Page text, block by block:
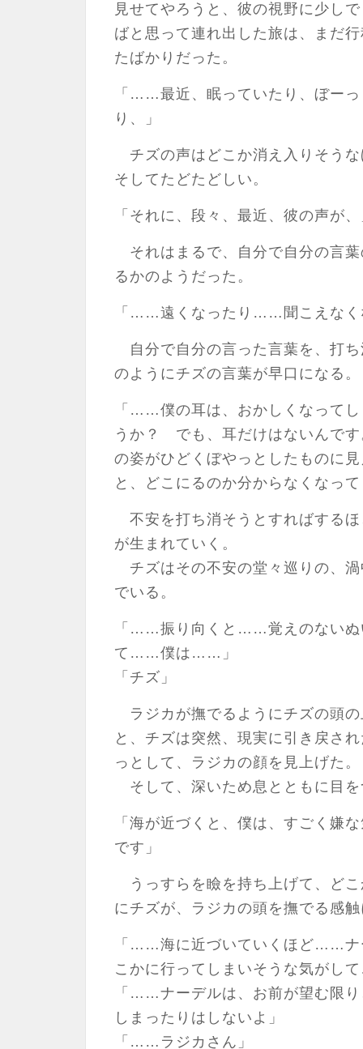
見せてやろうと、彼の視野に少し
ばと思って連れ出した旅は、まだ
たばかりだった。
「……最近、眠っていたり、ぼー
り、」
チズの声はどこか消え入りそう
そしてたどたどしい。
「それに、段々、最近、彼の声が
それはまるで、自分で自分の言
るかのようだった。
「……遠くなったり……聞こえな
自分で自分の言った言葉を、打
のようにチズの言葉が早口になる。
「……僕の耳は、おかしくなって
うか？ でも、耳だけはないんで
の姿がひどくぼやっとしたものに
と、どこにるのか分からなくなっ
不安を打ち消そうとすればする
が生まれていく。
チズはその不安の堂々巡りの、
でいる。
「……振り向くと……覚えのないぬ
て……僕は……」
「チズ」
ラジカが撫でるようにチズの頭
と、チズは突然、現実に引き戻さ
っとして、ラジカの顔を見上げた。
そして、深いため息とともに目
「海が近づくと、僕は、すごく嫌
です」
うっすらを瞼を持ち上げて、ど
にチズが、ラジカの頭を撫でる感
「……海に近づいていくほど……
こかに行ってしまいそうな気がし
「……ナーデルは、お前が望む限
しまったりはしないよ」
「……ラジカさん」